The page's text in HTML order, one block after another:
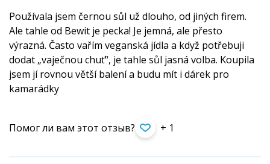
Používala jsem černou sůl už dlouho, od jiných firem.
Ale tahle od Bewit je pecka! Je jemná, ale přesto
výrazná. Často vařím veganská jídla a když potřebuji
dodat „vaječnou chuť“, je tahle sůl jasná volba. Koupila
jsem jí rovnou větší balení a budu mít i dárek pro
kamarádky
Помог ли вам этот отзыв? + 1